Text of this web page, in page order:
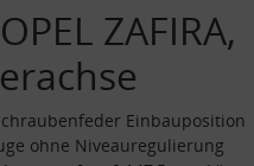
ZAFIRA,
Einbauposition
ohne Niveauregulierung